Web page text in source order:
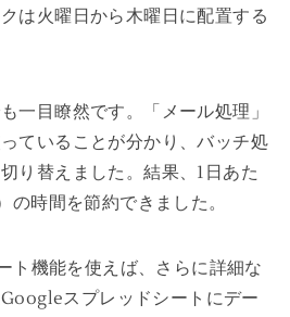
は火曜日から木曜日に配置する
一目瞭然です。「メール処理」
ていることが分かり、バッチ処
り替えました。結果、1日あた
の時間を節約できました。
ト機能を使えば、さらに詳細な
スプレッドシートにデー